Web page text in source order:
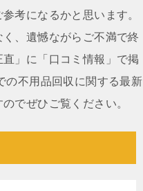
考になるかと思います。
、遺憾ながらご不満で終
」に「口コミ情報」で掲
の不用品回収に関する最新
でぜひご覧ください。